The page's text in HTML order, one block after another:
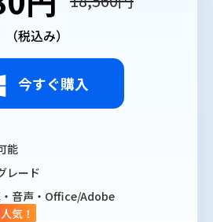
（税込み）
今すぐ購入
能
レード
音声・Office/Adobe
気！